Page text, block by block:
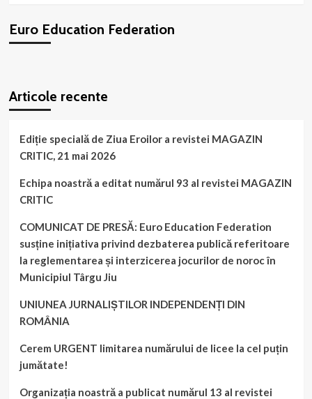
5
Euro Education Federation
Articole recente
Ediție specială de Ziua Eroilor a revistei MAGAZIN
CRITIC, 21 mai 2026
Echipa noastră a editat numărul 93 al revistei MAGAZIN
CRITIC
COMUNICAT DE PRESĂ: Euro Education Federation
susține inițiativa privind dezbaterea publică referitoare
la reglementarea și interzicerea jocurilor de noroc în
Municipiul Târgu Jiu
UNIUNEA JURNALIȘTILOR INDEPENDENȚI DIN
ROMÂNIA
Cerem URGENT limitarea numărului de licee la cel puțin
jumătate!
Organizația noastră a publicat numărul 13 al revistei